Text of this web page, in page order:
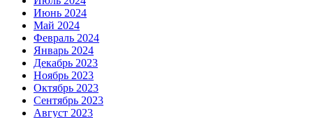
Июнь 2024
Май 2024
Февраль 2024
Январь 2024
Декабрь 2023
Ноябрь 2023
Октябрь 2023
Сентябрь 2023
Август 2023